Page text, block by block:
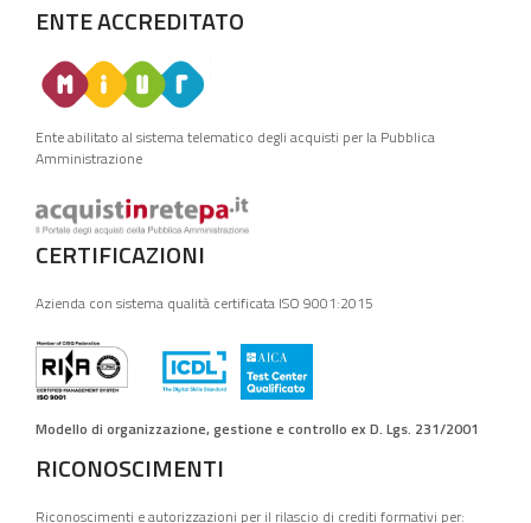
ENTE ACCREDITATO
Ente abilitato al sistema telematico degli acquisti per la Pubblica
Amministrazione
CERTIFICAZIONI
Azienda con sistema qualità certificata ISO 9001:2015
Modello di organizzazione, gestione e controllo ex D. Lgs. 231/2001
RICONOSCIMENTI
Riconoscimenti e autorizzazioni per il rilascio di crediti formativi per: